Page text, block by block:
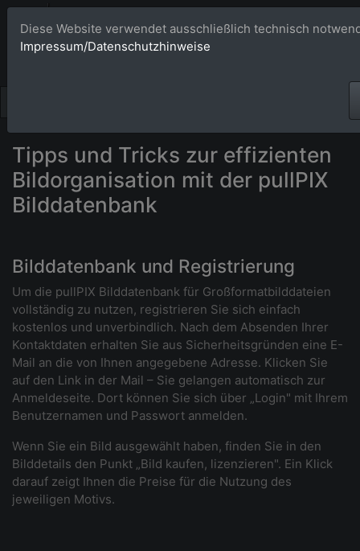
Bildagentur
Tipps und Tricks zur effizienten
Bildorganisation mit der pullPIX
Bilddatenbank
Bilddatenbank und Registrierung
Um die pullPIX Bilddatenbank für Großformatbilddateien
vollständig zu nutzen, registrieren Sie sich einfach
kostenlos und unverbindlich. Nach dem Absenden Ihrer
Kontaktdaten erhalten Sie aus Sicherheitsgründen eine E-
Mail an die von Ihnen angegebene Adresse. Klicken Sie
auf den Link in der Mail – Sie gelangen automatisch zur
Anmeldeseite. Dort können Sie sich über „Login" mit Ihrem
Benutzernamen und Passwort anmelden.
Wenn Sie ein Bild ausgewählt haben, finden Sie in den
Bilddetails den Punkt „Bild kaufen, lizenzieren". Ein Klick
darauf zeigt Ihnen die Preise für die Nutzung des
jeweiligen Motivs.
Diese Website verwendet ausschließlich technisch
Impressum/Datenschutzhinweise